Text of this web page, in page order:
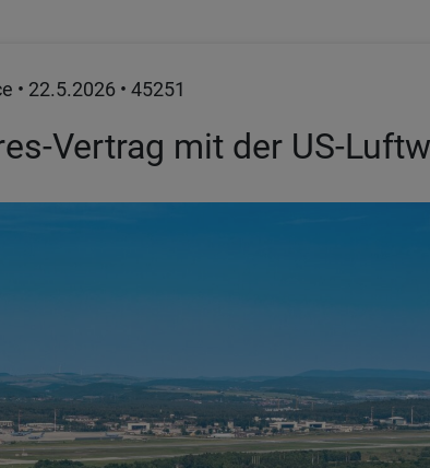
• 22.5.2026 • 45251
Vertrag mit der US-